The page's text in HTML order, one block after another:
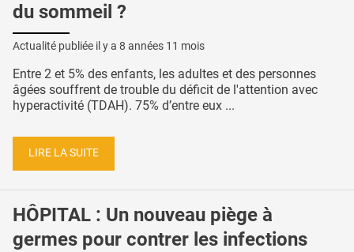
du sommeil ?
Actualité publiée il y a 8 années 11 mois
Entre 2 et 5% des enfants, les adultes et des personnes
âgées souffrent de trouble du déficit de l'attention avec
hyperactivité (TDAH). 75% d’entre eux ...
LIRE LA SUITE
HÔPITAL : Un nouveau piège à
germes pour contrer les infections